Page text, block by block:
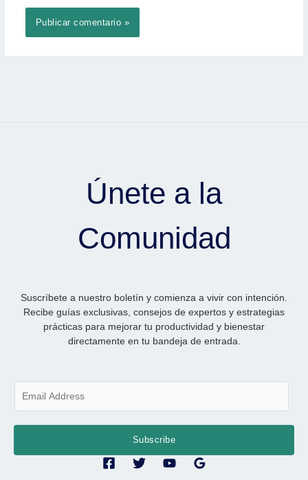
Únete a la
Comunidad
Suscríbete a nuestro boletín y comienza a vivir con intención.
Recibe guías exclusivas, consejos de expertos y estrategias
prácticas para mejorar tu productividad y bienestar
directamente en tu bandeja de entrada.
Subscribe